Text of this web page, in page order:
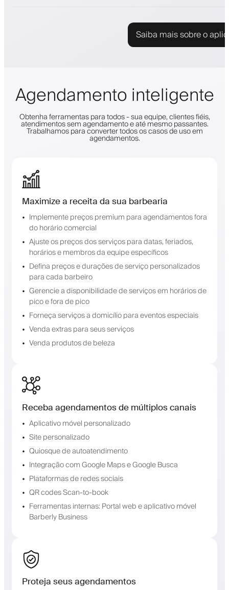
Saiba mais sobre o
Agendamento inteligente
Obtenha ferramentas para todos - sua equipe, clientes fiéis,
atendimentos sem agendamento e até mesmo passantes.
Trabalhamos para converter todos os casos de uso em
agendamentos.
Maximize a receita da sua barbearia
Implemente preços premium para agendamentos fora
do horário comercial
Ajuste os preços dos serviços para datas, feriados,
horários e membros da equipe específicos
Defina preços e durações de serviço personalizados
para cada barbeiro
Gerencie a disponibilidade de serviços em horários de
pico e fora de pico
Forneça serviços a domicílio para eventos especiais
Venda extras para seus serviços
Venda produtos de beleza
Receba agendamentos de múltiplos canais
Aplicativo móvel personalizado
Site personalizado
Quiosque de autoatendimento
Integração com Google Maps e Google Busca
Plataformas de redes sociais
QR codes Scan-to-book
Ferramentas internas: Portal web e aplicativo móvel
Barberly Business
Proteja seus agendamentos